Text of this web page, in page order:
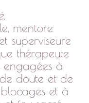
,
mentore
superviseure
thérapeute
engagées à
doute et de
et à